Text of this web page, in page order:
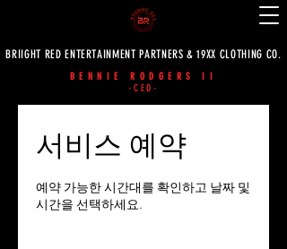
BENNIE RODGERS II
-CEO-
BRIIGHT RED ENTERTAINMENT PARTNERS & 19XX CLOTHING CO.
서비스 예약
예약 가능한 시간대를 확인하고 날짜 및
시간을 선택하세요.